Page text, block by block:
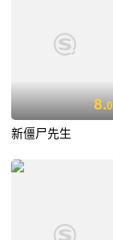
8.0
新僵尸先生